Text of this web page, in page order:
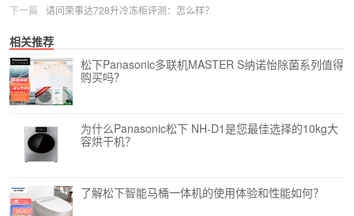
下一篇
请问荣事达728升冷冻柜评测：怎么样？
相关推荐
松下Panasonic多联机MASTER S纳诺怡除菌系列值得
购买吗？
为什么Panasonic松下 NH-D1是您最佳选择的10kg大
容烘干机？
了解松下智能马桶一体机的使用体验和性能如何？